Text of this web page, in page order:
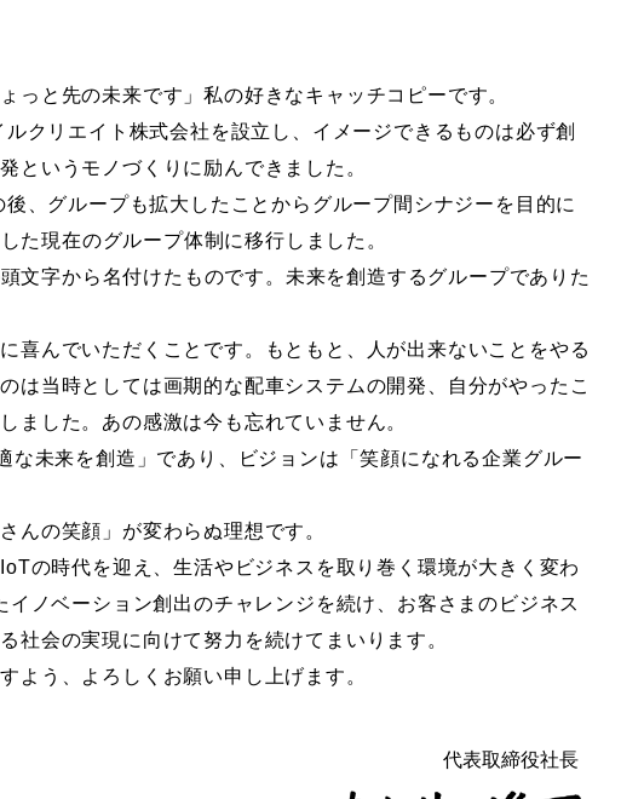
っと先の未来です」私の好きなキャッチコピーです。
クリエイト株式会社を設立し、イメージできるものは必ず創
というモノづくりに励んできました。
、グループも拡大したことからグループ間シナジーを目的に
た現在のグループ体制に移行しました。
文字から名付けたものです。未来を創造するグループでありた
喜んでいただくことです。もともと、人が出来ないことをやる
は当時としては画期的な配車システムの開発、自分がやったこ
ました。あの感激は今も忘れていません。
な未来を創造」であり、ビジョンは「笑顔になれる企業グルー
んの笑顔」が変わらぬ理想です。
の時代を迎え、生活やビジネスを取り巻く環境が大きく変わ
ノベーション創出のチャレンジを続け、お客さまのビジネス
社会の実現に向けて努力を続けてまいります。
よう、よろしくお願い申し上げます。
代表取締役社長